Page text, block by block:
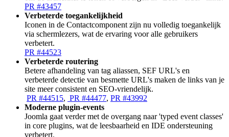
PR #43457
Verbeterde toegankelijkheid
Iconen in de Contactcomponent zijn nu volledig toegankelijk
via schermlezers, wat de ervaring voor alle gebruikers
verbetert.
PR #44523
Verbeterde routering
Betere afhandeling van tag aliassen, SEF URL's en
verbeterde detectie van besmette URL's maken de links van je
site meer consistent en SEO-vriendelijk.
PR #44515, PR #44477, PR #43992
Moderne plugin-events
Joomla gaat verder met de overgang naar 'typed event classes'
in core plugins, wat de leesbaarheid en IDE ondersteuning
verbetert.